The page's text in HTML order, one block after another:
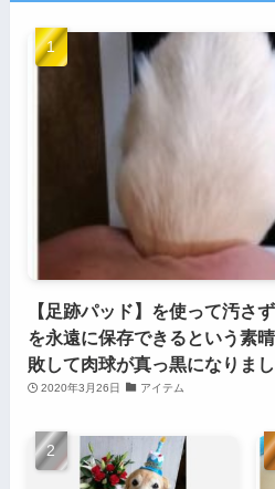
【足跡パッド】を使って汚さ
を永遠に保存できるという素
敗して肉球が真っ黒になりまし
2020年3月26日 アイテム